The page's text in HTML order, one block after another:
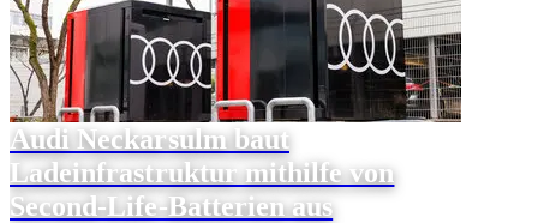
Audi Neckarsulm baut
Ladeinfrastruktur mithilfe von
Second-Life-Batterien aus